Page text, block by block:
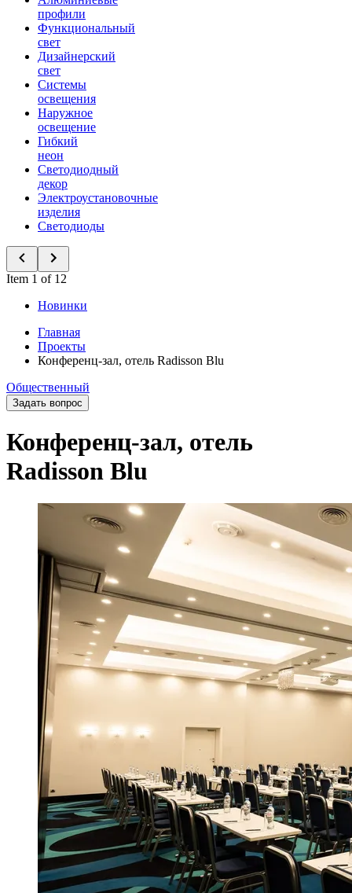
профили
Функциональный
свет
Дизайнерский
свет
Системы
освещения
Наружное
освещение
Гибкий
неон
Светодиодный
декор
Электроустановочные
изделия
Светодиоды
Item 1 of 12
Новинки
Главная
Проекты
Конференц-зал, отель Radisson Blu
Общественный
Задать вопрос
Конференц-зал, отель
Radisson Blu